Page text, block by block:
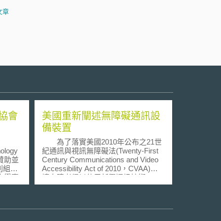
章
會
助並
組
學專
美國重新闡述無障礙通訊設
備裝置
為了落實美國2010年公布之21世
紀通訊與視訊無障礙法(Twenty-First
Century Communications and Video
Accessibility Act of 2010，CVAA)，
讓身障者得以使用新興通訊技術，
FCC於今（2013）年4月29日公布第